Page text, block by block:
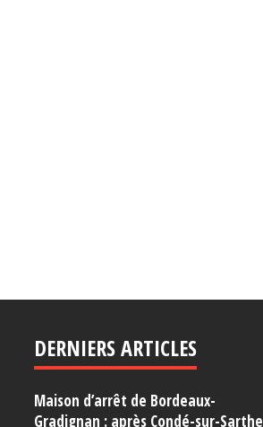
DERNIERS ARTICLES
Maison d’arrêt de Bordeaux-
Gradignan : après Condé-sur-Sarthe